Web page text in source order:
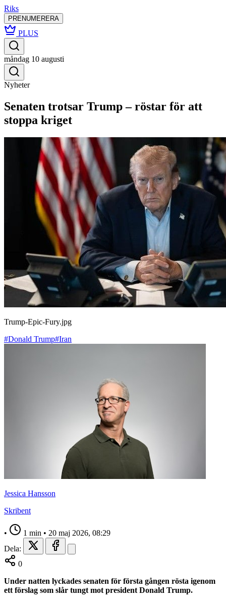
Riks
PRENUMERERA
PLUS
måndag 10 augusti
Nyheter
Senaten trotsar Trump – röstar för att
stoppa kriget
Trump-Epic-Fury.jpg
#Donald Trump#Iran
Jessica Hansson
Skribent
• 1 min • 20 maj 2026, 08:29
Dela:
0
Under natten lyckades senaten för första gången rösta igenom
ett förslag som slår tungt mot president Donald Trump.